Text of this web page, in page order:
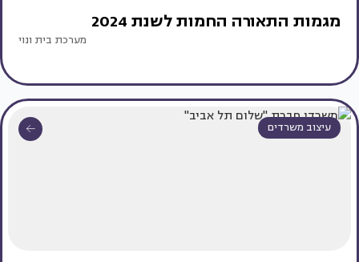
מגמות התאורה החמות לשנת 2024
מערכת בית ונוי
עיצוב משרדים